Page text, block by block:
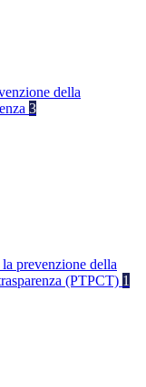
della
3
prevenzione della
(PTPCT) 1